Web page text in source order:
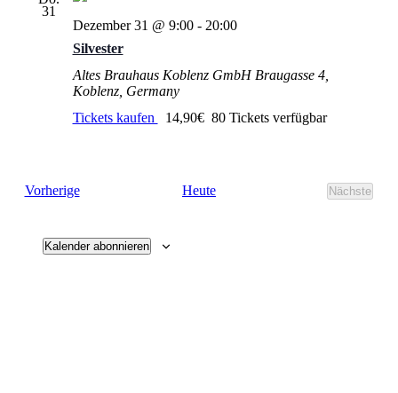
31
Silvester
Dezember 31 @ 9:00- 20:00
Altes Brauhaus Koblenz GmbH Braugasse 4,
Koblenz, Germany
Tickets kaufen
14,90€ 80 Tickets verfügbar
VorherigeVeranstaltungen Heute
Nächste
Kalender abonnieren